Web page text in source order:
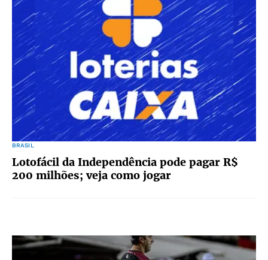
BRASIL
Lotofácil da Independência pode pagar R$
200 milhões; veja como jogar